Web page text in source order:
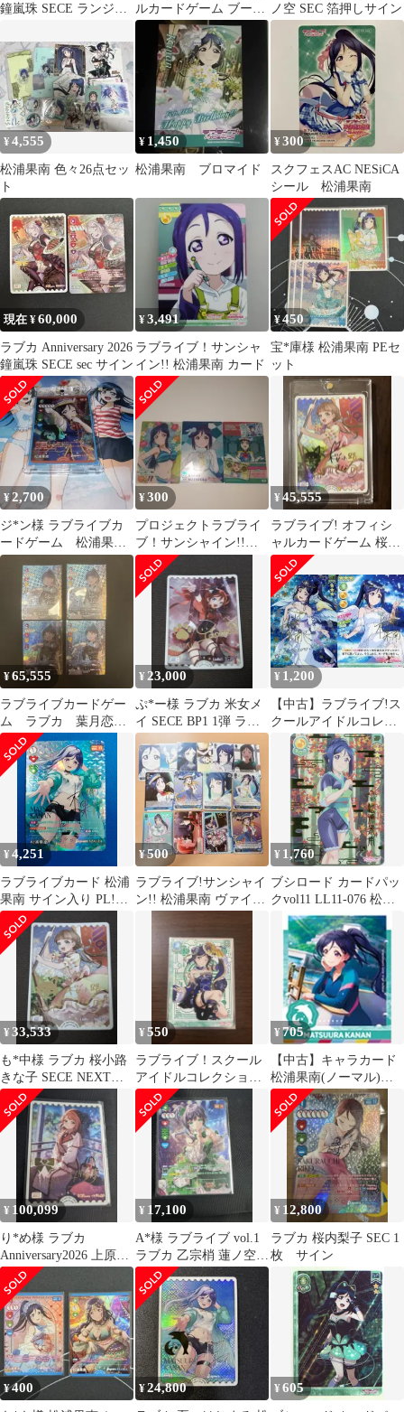
鐘嵐珠 SECE ランジュ
ルカードゲーム ブース
ターパック MELLOW
MOMENT 10パック入
BOX 10個セット まと
め売り
ノ空 SEC 箔押しサイン
¥4,555
松浦果南 色々26点セッ
ト
¥ 1,450
松浦果南 ブロマイド
¥300
スクフェスAC NESiCA
シール 松浦果南
現在 ¥60,000
ラブカ Anniversary 2026
鐘嵐珠 SECE sec サイン
¥3,491
ラブライブ！サンシャ
イン!! 松浦果南 カード
¥450
宝*庫様 松浦果南 PEセ
ット
¥2,700
ジ*ン様 ラブライブカ
ードゲーム 松浦果
南 P＋
¥300
プロジェクトラブライ
ブ！サンシャイン!!松
浦果南 Aqours カー
ド3枚セット
¥45,555
ラブライブ! オフィシ
ャルカードゲーム 桜小
路きな子 SECE
¥65,555
ラブライブカードゲー
ム ラブカ 葉月恋
SEC
¥ 23,000
ぷ*ー様 ラブカ 米女メ
イ SECE BP1 1弾 ラブ
ライブカードゲーム
¥ 1,200
【中古】ラブライブ!ス
クールアイドルコレク
ション LL08-
075[SEC]：松浦果南
¥4,251
ラブライブカード 松浦
果南 サイン入り PL!S-
bp3-003-SEC
¥500
ラブライブ!サンシャイ
ン!! 松浦果南 ヴァイス
¥ 1,760
ブシロード カードパッ
クvol11 LL11-076 松浦
果南 SP
¥33,533
も*中様 ラブカ 桜小路
きな子 SECE NEXT
STEP ラブライブカー
ドゲ
¥550
ラブライブ！スクール
アイドルコレクショ
ン 松浦果南 R
¥705
【中古】キャラカード
松浦果南(ノーマル)
「ラブライブ!スクール
アイドルフェスティバ
ル2 MIRACLE LIVE! ス
ナップマイドSQmore!
Special Bbox」
¥ 100,099
り*め様 ラブカ
Anniversary2026 上原歩
夢 SECE 虹ヶ咲学園
¥ 17,100
A*様 ラブライブ vol.1
ラブカ 乙宗梢 蓮ノ空
SEC 箔押しサイン
¥ 12,800
ラブカ 桜内梨子 SEC 1
枚 サイン
¥400 ¥24,800 ¥605